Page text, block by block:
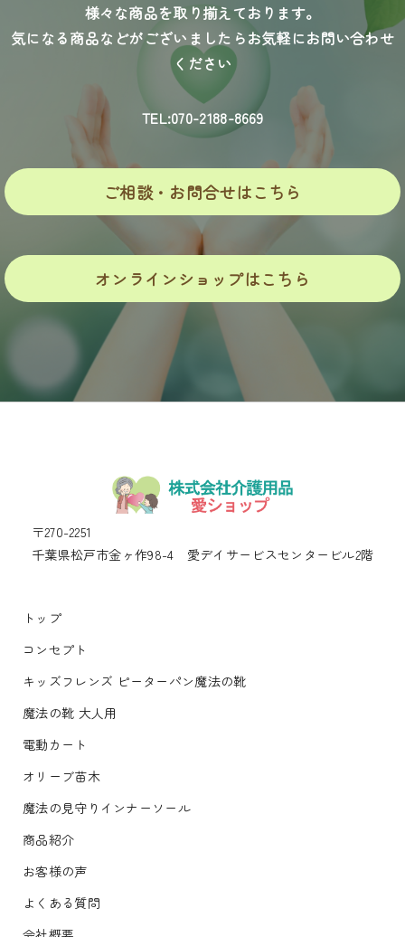
様々な商品を取り揃えております。
気になる商品などがございましたらお気軽にお問い合わせ
ください
TEL:070-2188-8669
ご相談・お問合せはこちら
オンラインショップはこちら
〒270-2251
千葉県松戸市金ヶ作98-4 愛デイサービスセンタービル2階
トップ
コンセプト
キッズフレンズ ピーターパン魔法の靴
魔法の靴 大人用
電動カート
オリーブ苗木
魔法の見守りインナーソール
商品紹介
お客様の声
よくある質問